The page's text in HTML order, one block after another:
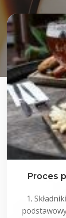
Proces
1.